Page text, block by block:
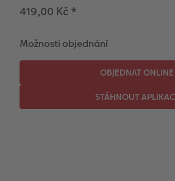
Novinky
419,00 Kč *
Možnosti objednání